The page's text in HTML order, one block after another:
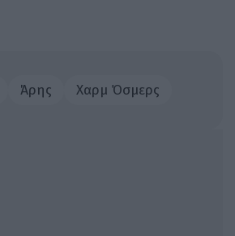
Άρης Χαρμ Όσμερς